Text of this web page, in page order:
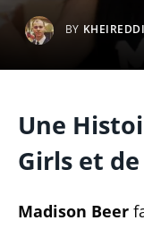
BY
Une
Girls et
Madison Beer